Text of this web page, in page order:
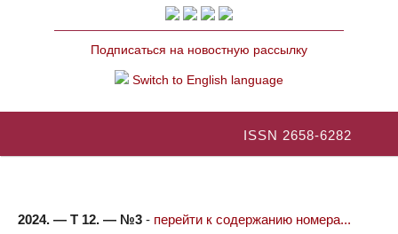
Подписаться на новостную рассылку
Switch to English language
ISSN 2658-6282
2024. — Т 12. — №3 - перейти к содержанию номера...